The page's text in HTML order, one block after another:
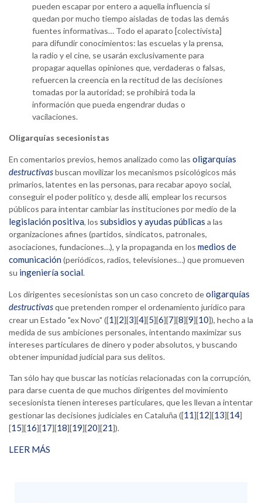
pueden escapar por entero a aquella influencia si
quedan por mucho tiempo aisladas de todas las demás
fuentes informativas… Todo el aparato [colectivista]
para difundir conocimientos: las escuelas y la prensa,
la radio y el cine, se usarán exclusivamente para
propagar aquellas opiniones que, verdaderas o falsas,
refuercen la creencia en la rectitud de las decisiones
tomadas por la autoridad; se prohibirá toda la
información que pueda engendrar dudas o
vacilaciones.
Oligarquías secesionistas
En comentarios previos, hemos analizado como las oligarquías
destructivasbuscan movilizar los mecanismos psicológicos más
primarios, latentes en las personas, para recabar apoyo social,
conseguir el poder político y, desde allí, emplear los recursos
públicos para intentar cambiar las instituciones por medio de la
legislación positiva, los subsidios y ayudas públicas a las
organizaciones afines (partidos, sindicatos, patronales,
asociaciones, fundaciones…), y la propaganda en los medios de
comunicación (periódicos, radios, televisiones…) que promueven
su ingeniería social.
Los dirigentes secesionistas son un caso concreto deoligarquías
destructivasque pretenden romper el ordenamiento jurídico para
crear un Estado "ex Novo" ([1][2][3][4][5][6][7][8][9][10]), hecho a la
medida de sus ambiciones personales, intentando maximizar sus
intereses particulares de dinero y poder absolutos, y buscando
obtener impunidad judicial para sus delitos.
Tan sólo hay que buscar las noticias relacionadas con la corrupción,
para darse cuenta de que muchos dirigentes del movimiento
secesionista tienen intereses particulares, que les llevan a intentar
gestionar las decisiones judiciales en Cataluña ([11][12][13][14]
[15][16][17][18][19][20][21]).
LEER MÁS